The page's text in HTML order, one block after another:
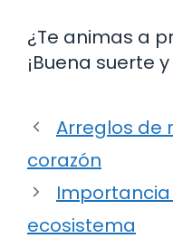
¿Te animas a
¡Buena suerte
Arreglos de
corazón
ecosistema